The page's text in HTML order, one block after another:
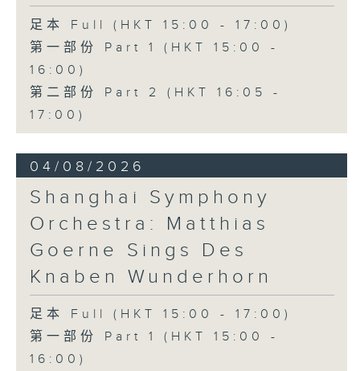
足本 Full (HKT 15:00 - 17:00)
第一部份 Part 1 (HKT 15:00 -
16:00)
第二部份 Part 2 (HKT 16:05 -
17:00)
04/08/2026
Shanghai Symphony
Orchestra: Matthias
Goerne Sings Des
Knaben Wunderhorn
足本 Full (HKT 15:00 - 17:00)
第一部份 Part 1 (HKT 15:00 -
16:00)